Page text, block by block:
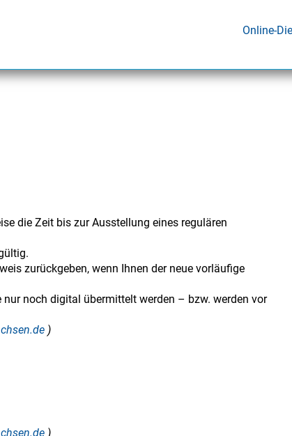
Online-
die Zeit bis zur Ausstellung eines regulären
zurückgeben, wenn Ihnen der neue vorläufige
noch digital übermittelt werden – bzw. werden vor
)
)